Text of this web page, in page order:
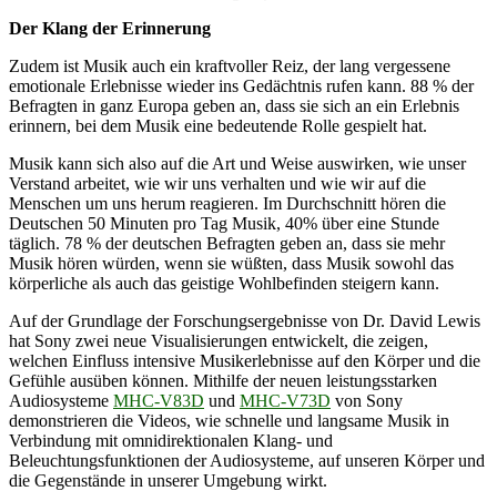
Der Klang der Erinnerung
Zudem ist Musik auch ein kraftvoller Reiz, der lang vergessene
emotionale Erlebnisse wieder ins Gedächtnis rufen kann. 88 % der
Befragten in ganz Europa geben an, dass sie sich an ein Erlebnis
erinnern, bei dem Musik eine bedeutende Rolle gespielt hat.
Musik kann sich also auf die Art und Weise auswirken, wie unser
Verstand arbeitet, wie wir uns verhalten und wie wir auf die
Menschen um uns herum reagieren. Im Durchschnitt hören die
Deutschen 50 Minuten pro Tag Musik, 40% über eine Stunde
täglich. 78 % der deutschen Befragten geben an, dass sie mehr
Musik hören würden, wenn sie wüßten, dass Musik sowohl das
körperliche als auch das geistige Wohlbefinden steigern kann.
Auf der Grundlage der Forschungsergebnisse von Dr. David Lewis
hat Sony zwei neue Visualisierungen entwickelt, die zeigen,
welchen Einfluss intensive Musikerlebnisse auf den Körper und die
Gefühle ausüben können. Mithilfe der neuen leistungsstarken
Audiosysteme MHC-V83D und MHC-V73D von Sony
demonstrieren die Videos, wie schnelle und langsame Musik in
Verbindung mit omnidirektionalen Klang- und
Beleuchtungsfunktionen der Audiosysteme, auf unseren Körper und
die Gegenstände in unserer Umgebung wirkt.